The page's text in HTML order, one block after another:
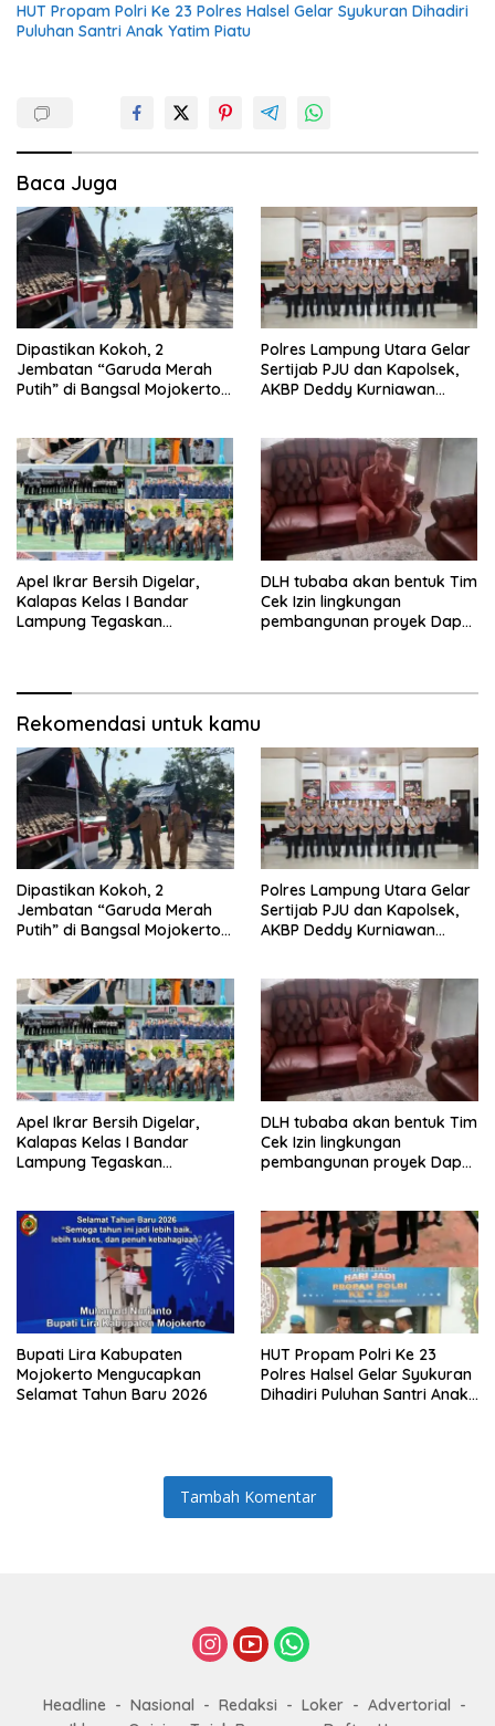
HUT Propam Polri Ke 23 Polres Halsel Gelar Syukuran Dihadiri
Puluhan Santri Anak Yatim Piatu
Baca Juga
Dipastikan Kokoh, 2
Jembatan “Garuda Merah
Putih” di Bangsal Mojokerto
Polres Lampung Utara Gelar
Sertijab PJU dan Kapolsek,
AKBP Deddy Kurniawan
Apel Ikrar Bersih Digelar,
Kalapas Kelas I Bandar
Lampung Tegaskan
DLH tubaba akan bentuk Tim
Cek Izin lingkungan
pembangunan proyek Dapur
Rekomendasi untuk kamu
Dipastikan Kokoh, 2
Jembatan “Garuda Merah
Putih” di Bangsal Mojokerto
Polres Lampung Utara Gelar
Sertijab PJU dan Kapolsek,
AKBP Deddy Kurniawan
Apel Ikrar Bersih Digelar,
Kalapas Kelas I Bandar
Lampung Tegaskan
DLH tubaba akan bentuk Tim
Cek Izin lingkungan
pembangunan proyek Dapur
Bupati Lira Kabupaten
Mojokerto Mengucapkan
Selamat Tahun Baru 2026
HUT Propam Polri Ke 23
Polres Halsel Gelar Syukuran
Dihadiri Puluhan Santri Anak
Tambah Komentar
Headline Nasional Redaksi Loker
Advertorial